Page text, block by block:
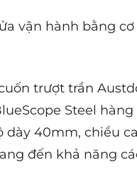
vận hành bằng
trượt trần
Steel
dày 40mm, chiều
đến khả năng